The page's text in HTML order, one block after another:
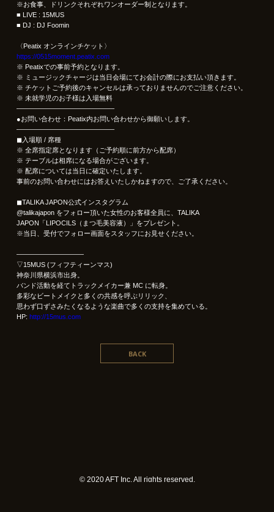
※お食事、ドリンクそれぞれワンオーダー制となります。
■ LIVE : 15MUS
■ DJ : DJ Foomin
〈Peatix オンラインチケット〉
https://0515moment.peatix.com
※ Peatixでの事前予約となります。
※ ミュージックチャージは当日会場にてお会計の際にお支払い頂きます。
※ チケットご予約後のキャンセルは承っておりませんのでご注意ください。
※ 未就学児のお子様は入場無料
——————————————–
●お問い合わせ：Peatix内お問い合わせから御願いします。
——————————————–
◼︎入場順 / 席種
※ 全席指定席となります（ご予約順に前方から配席）
※ テーブルは相席になる場合がございます。
※ 配席については当日に確定いたします。
事前のお問い合わせにはお答えいたしかねますので、ご了承ください。
◼︎TALIKA JAPON公式インスタグラム
@talikajapon をフォロー頂いた女性のお客様全員に、TALIKA
JAPON「LIPOCILS（まつ毛美容液）」をプレゼント。
※当日、受付でフォロー画面をスタッフにお見せください。
——————————
▽15MUS (フィフティーンマス)
神奈川県横浜市出身。
バンド活動を経てトラックメイカー兼 MC に転身。
多彩なビートメイクと多くの共感を呼ぶリリック、
思わず口ずさみたくなるような楽曲で多くの支持を集めている。
HP: http://15mus.com
BACK
©︎ 2020 AFT Inc. All rights reserved.